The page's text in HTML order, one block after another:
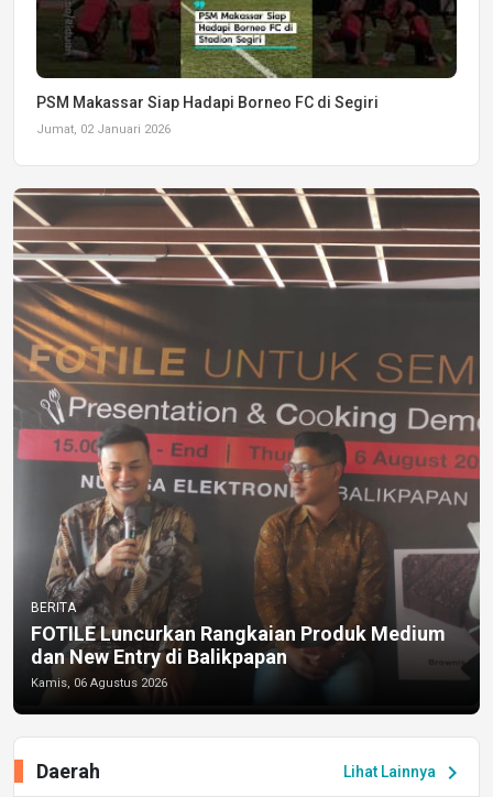
PSM Makassar Siap Hadapi Borneo FC di Segiri
Jumat, 02 Januari 2026
BERITA
FOTILE Luncurkan Rangkaian Produk Medium
dan New Entry di Balikpapan
Kamis, 06 Agustus 2026
Lihat Lainnya chevron_right
Daerah